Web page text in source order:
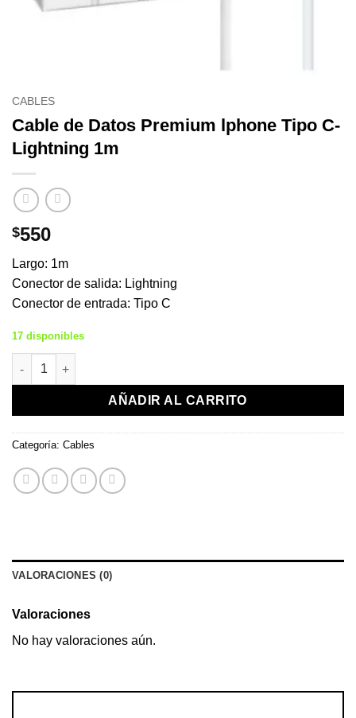
CABLES
Cable de Datos Premium lphone Tipo C-
Lightning 1m
$550
Largo: 1m
Conector de salida: Lightning
Conector de entrada: Tipo C
17 disponibles
Cable de Datos Premium lphone Tipo C-Lightning 1m cantidad
AÑADIR AL CARRITO
Categoría: Cables
VALORACIONES (0)
Valoraciones
No hay valoraciones aún.